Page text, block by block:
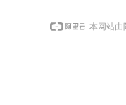
本网站由